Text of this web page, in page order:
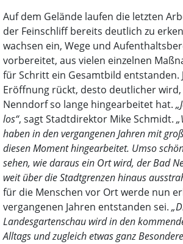
Auf dem Gelände laufen die letzten
der Feinschliff bereits deutlich zu
wachsen ein, Wege und
vorbereitet, aus vielen einzelnen
für Schritt ein Gesamtbild entstanden.
Eröffnung rückt, desto deutlicher
Nenndorf so lange hingearbeitet hat.
los“, sagt Stadtdirektor Mike Schmidt.
haben in den vergangenen Jahren mit
diesen Moment hingearbeitet. Umso
sehen, wie daraus ein Ort wird, der Bad
weit über die Stadtgrenzen hinaus
für die Menschen vor Ort werde nun
vergangenen Jahren entstanden sei.
Landesgartenschau wird in den
Alltags und zugleich etwas ganz